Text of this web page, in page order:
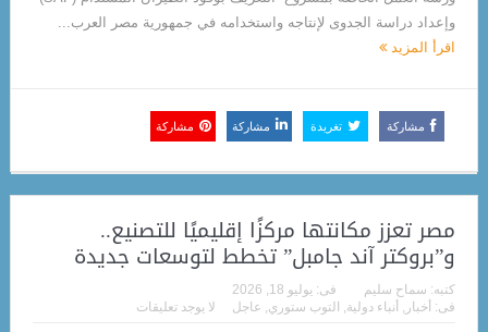
وإعداد دراسة الجدوى لإنتاجه واستخدامه في جمهورية مصر العرب...
اقرأ المزيد
مشاركة تغريدة مشاركة مشاركة
مصر تعزز مكانتها مركزًا إقليميًا للتصنيع..
و”بروكتر آند جامبل” تخطط لتوسعات جديدة
كتبه: سماح سليم فى: يوليو 18, 2026
فى: أخبار , أنباء دولية, التوب ستوري, عاجل لا يوجد تعليقات